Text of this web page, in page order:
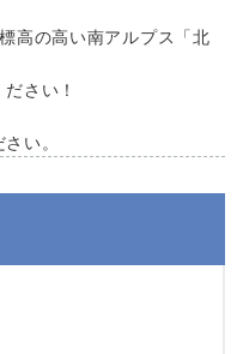
高の高い南アルプス「北
さい！
い。